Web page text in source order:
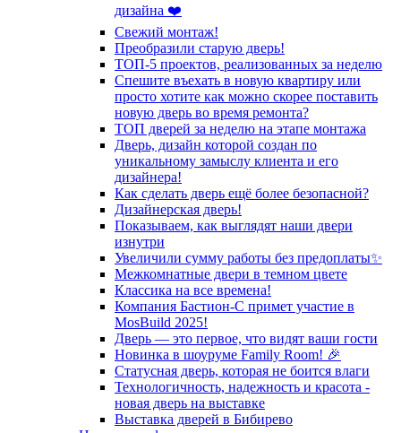
дизайна ❤️
Свежий монтаж!
Преобразили старую дверь!
ТОП-5 проектов, реализованных за неделю
Спешите въехать в новую квартиру или
просто хотите как можно скорее поставить
новую дверь во время ремонта?
ТОП дверей за неделю на этапе монтажа
Дверь, дизайн которой создан по
уникальному замыслу клиента и его
дизайнера!
Как сделать дверь ещё более безопасной?
Дизайнерская дверь!
Показываем, как выглядят наши двери
изнутри
Увеличили сумму работы без предоплаты✨
Межкомнатные двери в темном цвете
Классика на все времена!
Компания Бастион-С примет участие в
MosBuild 2025!
Дверь — это первое, что видят ваши гости
Новинка в шоуруме Family Room! 🎉
Статусная дверь, которая не боится влаги
Технологичность, надежность и красота -
новая дверь на выставке
Выставка дверей в Бибирево